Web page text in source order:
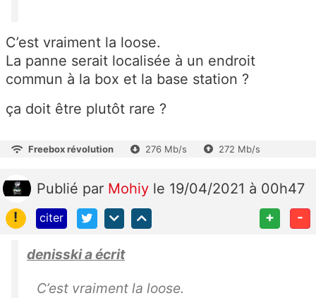
C’est vraiment la loose.
La panne serait localisée à un endroit
commun à la box et la base station ?
ça doit être plutôt rare ?
Freebox révolution 276 Mb/s 272 Mb/s
Publié par Mohiy le 19/04/2021 à 00h47
!
citer + -
denisski a écrit
C’est vraiment la loose.